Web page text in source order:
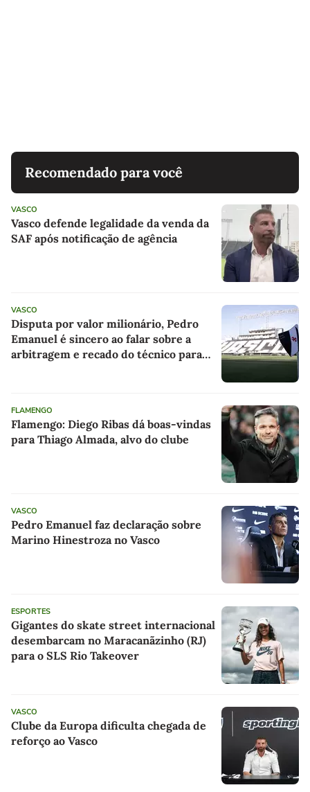
Recomendado para você
VASCO
Vasco defende legalidade da venda da
SAF após notificação de agência
VASCO
Disputa por valor milionário, Pedro
Emanuel é sincero ao falar sobre a
arbitragem e recado do técnico para
FLAMENGO
Flamengo: Diego Ribas dá boas-vindas
para Thiago Almada, alvo do clube
VASCO
Pedro Emanuel faz declaração sobre
Marino Hinestroza no Vasco
ESPORTES
Gigantes do skate street internacional
desembarcam no Maracanãzinho (RJ)
para o SLS Rio Takeover
VASCO
Clube da Europa dificulta chegada de
reforço ao Vasco